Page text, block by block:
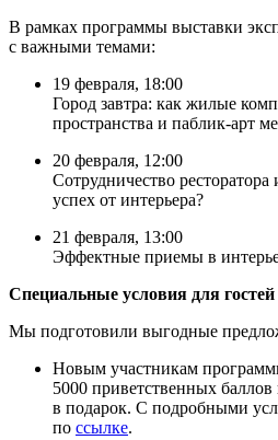
В рамках программы выставки
с важными темами:
19 февраля, 18:00
Город завтра: как жилые
пространства и паблик-арт
20 февраля, 12:00
Сотрудничество ресторатора
успех от интерьера?
21 февраля, 13:00
Эффектные приемы в
Специальные условия для гостей
Мы подготовили выгодные
Новым участникам
5000 приветственных
в подарок. С подробными
по ссылке.